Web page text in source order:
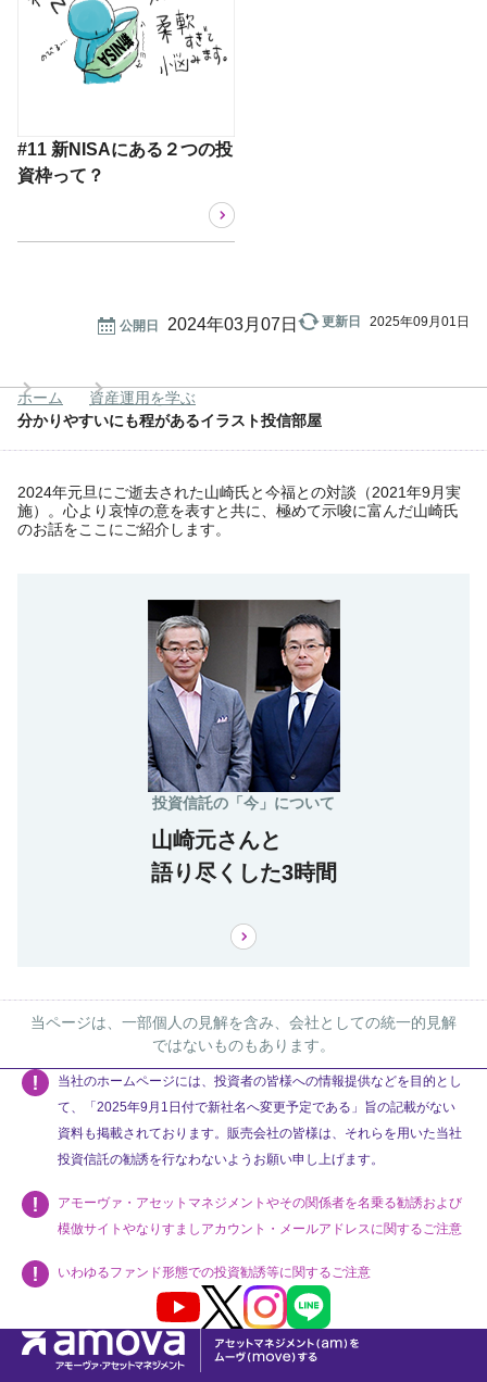
#11 新NISAにある２つの投
資枠って？
公開日 更新日 2025年09月01日
ホーム
資産運用を学ぶ
分かりやすいにも程があるイラスト投信部屋
2024年元旦にご逝去された山崎氏と今福との対談（2021年9月実
施）。心より哀悼の意を表すと共に、極めて示唆に富んだ山崎氏
のお話をここにご紹介します。
山崎元さんと
語り尽くした3時間
投資信託の「今」について
当ページは、一部個人の見解を含み、会社としての統一的見解
ではないものもあります。
当社のホームページには、投資者の皆様への情報提供などを目的とし
て、「2025年9月1日付で新社名へ変更予定である」旨の記載がない
資料も掲載されております。販売会社の皆様は、それらを用いた当社
投資信託の勧誘を行なわないようお願い申し上げます。
アモーヴァ・アセットマネジメントやその関係者を名乗る勧誘および
模倣サイトやなりすましアカウント・メールアドレスに関するご注意
いわゆるファンド形態での投資勧誘等に関するご注意
Youtube X InstagramLINE